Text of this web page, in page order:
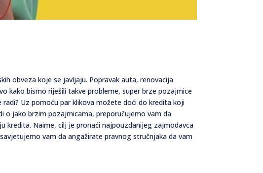
obveza koje se javljaju. Popravak auta, renovacija
kako bismo riješili takve probleme, super brze pozajmice
Uz pomoću par klikova možete doći do kredita koji
o jako brzim pozajmicama, preporučujemo vam da
kredita. Naime, cilj je pronaći najpouzdanijeg zajmodavca
vam da angažirate pravnog stručnjaka da vam